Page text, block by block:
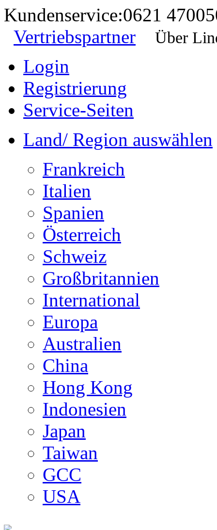
Kundenservice:0621
Vertriebspartner
Über
Login
Registrierung
Service-Seiten
Land/ Region auswählen
Frankreich
Italien
Spanien
Österreich
Schweiz
Großbritannien
International
Europa
Australien
China
Hong Kong
Indonesien
Japan
Taiwan
GCC
USA